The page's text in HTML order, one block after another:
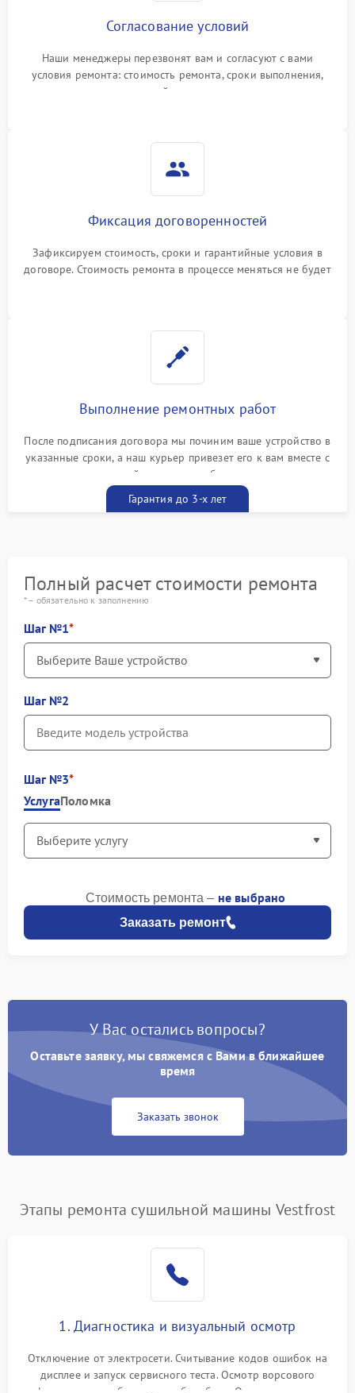
Согласование условий
Наши менеджеры перезвонят вам и согласуют с вами
условия ремонта: стоимость ремонта, сроки выполнения,
гарантийные условия
Фиксация договоренностей
Зафиксируем стоимость, сроки и гарантийные условия в
договоре. Стоимость ремонта в процессе меняться не будет
Выполнение ремонтных работ
После подписания договора мы починим ваше устройство в
указанные сроки, а наш курьер привезет его к вам вместе с
гарантийным талоном бесплатно
Гарантия до 3-х лет
Полный расчет стоимости ремонта
* – обязательно к заполнению
Шаг №1
Шаг №2
Шаг №3
УслугаПоломка
Заказать ремонт
Стоимость ремонта – не выбрано
У Вас остались вопросы?
Оставьте заявку, мы свяжемся с Вами в ближайшее
время
Заказать звонок
Этапы ремонта сушильной машины Vestfrost
1. Диагностика и визуальный осмотр
Отключение от электросети. Считывание кодов ошибок на
дисплее и запуск сервисного теста. Осмотр ворсового